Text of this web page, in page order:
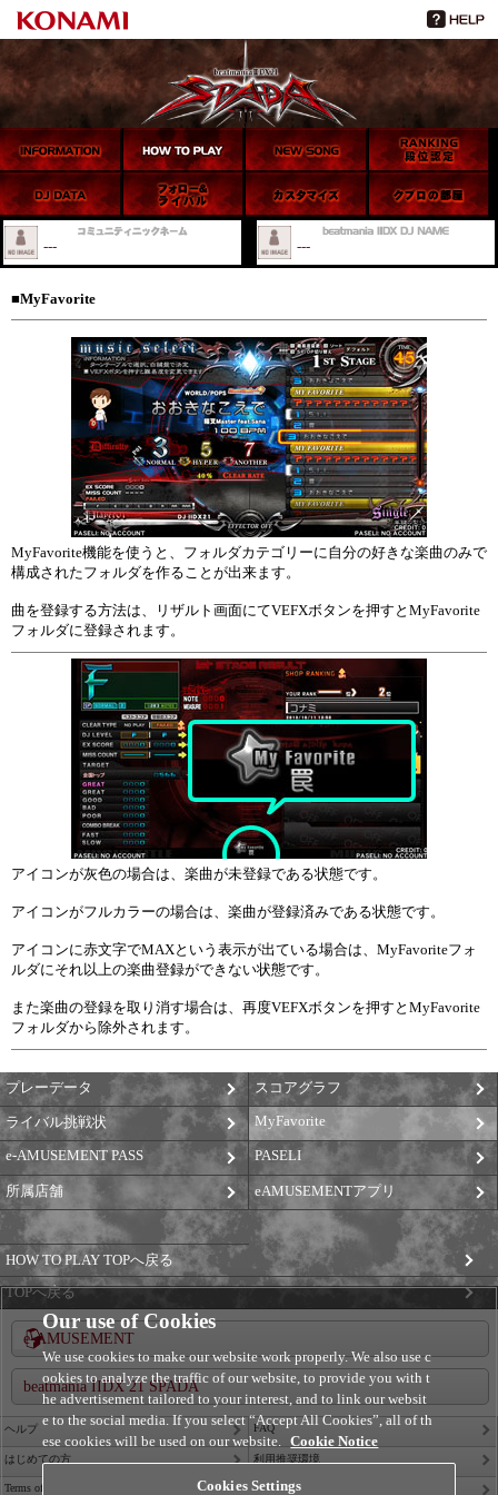
beatmania IIDX 21 SPADA
INFORMATION HOW TO PLAY NEW SONG
RANKING 段位認
定
--- ---
■MyFavorite
MyFavorite機能を使うと、フォルダカテゴリーに自分の好きな楽曲のみで
構成されたフォルダを作ることが出来ます。
曲を登録する方法は、リザルト画面にてVEFXボタンを押すとMyFavorite
フォルダに登録されます。
アイコンが灰色の場合は、楽曲が未登録である状態です。
アイコンがフルカラーの場合は、楽曲が登録済みである状態です。
アイコンに赤文字でMAXという表示が出ている場合は、MyFavoriteフォ
ルダにそれ以上の楽曲登録ができない状態です。
また楽曲の登録を取り消す場合は、再度VEFXボタンを押すとMyFavorite
フォルダから除外されます。
プレーデータ スコアグラフ
ライバル挑戦状 MyFavorite
e-AMUSEMENT PASS PASELI
所属店舗 eAMUSEMENTアプリ
HOW TO PLAY TOPへ戻る
TOPへ戻る
e-AMUSEMENT
beatmania IIDX 21 SPADA
ヘルプ FAQ
はじめての方 利用推奨環境
Terms of Service Privacy Policy
Our use of Cookies
We use cookies to make our website work properly. We also use c
ookies to analyze the traffic of our website, to provide you with t
he advertisement tailored to your interest, and to link our websit
e to the social media. If you select “Accept All Cookies”, all of th
ese cookies will be used on our website. Cookie Notice
Cookies Settings